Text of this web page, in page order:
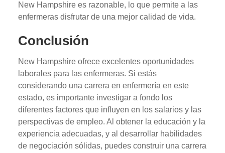
New Hampshire es razonable, lo que permite a las
enfermeras disfrutar de una mejor calidad de vida.
Conclusión
New Hampshire ofrece excelentes oportunidades
laborales para las enfermeras. Si estás
considerando una carrera en enfermería en este
estado, es importante investigar a fondo los
diferentes factores que influyen en los salarios y las
perspectivas de empleo. Al obtener la educación y la
experiencia adecuadas, y al desarrollar habilidades
de negociación sólidas, puedes construir una carrera